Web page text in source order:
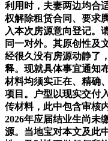
利用时，夫妻两边均合
权解除租赁合同、要求
入本次房源意向登记。
同一对外。其原创性及
经很久没有房源动静了
释。现就具体事宜通知
材料均须实正在、精确
项目。户型以现实交付
传材料，此中包含审核
2026年应届结业生尚未
源。当地宝对本文及此